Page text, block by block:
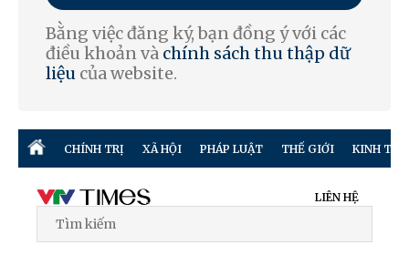
Bằng việc đăng ký, bạn đồng ý với các
điều khoản và chính sách thu thập dữ
liệu của website.
CHÍNH TRỊ XÃ HỘI PHÁP LUẬT THẾ GIỚI KINH TẾ
LIÊN HỆ